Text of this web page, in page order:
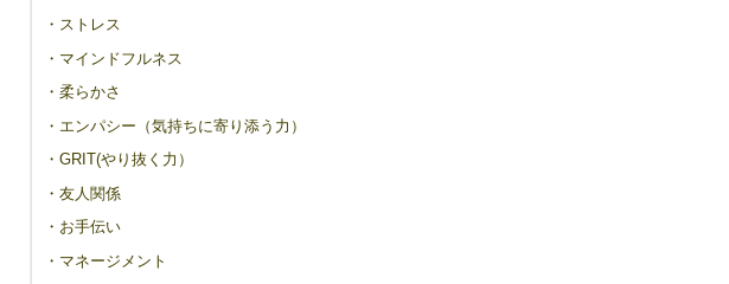
・ストレス
・マインドフルネス
・柔らかさ
・エンパシー（気持ちに寄り添う力）
・GRIT(やり抜く力）
・友人関係
・お手伝い
・マネージメント